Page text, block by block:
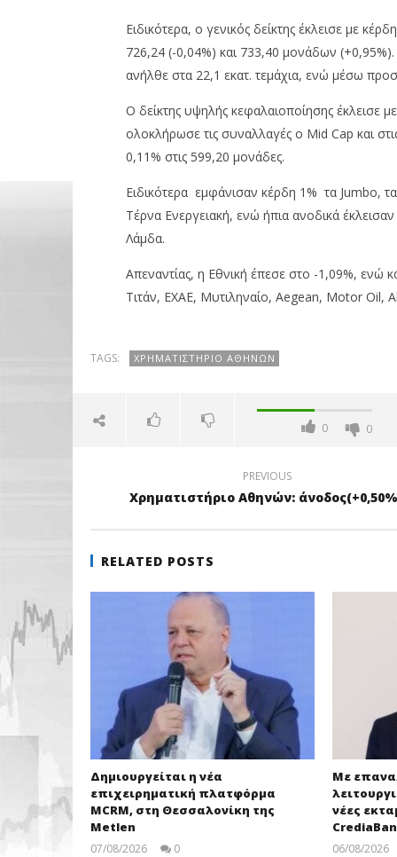
NOW VIEWING
Χρηματιστήριο Αθηνών:
άνοδος(+0,39%).
17/05/2019
pressroom
σερί
2.600
Ειδικότερα, ο γενικός δείκτης έκλεισε με
726,24 (-0,04%) και 733,40 μονάδων
ανήλθε στα 22,1 εκατ. τεμάχια, ενώ μέσω
Ο δείκτης υψηλής κεφαλαιοποίησης έκλεισε
ολοκλήρωσε τις συναλλαγές ο Mid Cap και
0,11% στις 599,20 μονάδες.
Ειδικότερα εμφάνισαν κέρδη 1% τα Jumbo,
Τέρνα Ενεργειακή, ενώ ήπια ανοδικά
Λάμδα.
Απεναντίας, η Εθνική έπεσε στο -1,09%,
Τιτάν, ΕΧΑΕ, Μυτιληναίο, Aegean, Motor Oil,
TAGS: ΧΡΗΜΑΤΙΣΤΉΡΙΟ ΑΘΗΝΏΝ
0 0
PREVIOUS
Χρηματιστήριο Αθηνών:
RELATED POSTS
Δημιουργείται η νέα
επιχειρηματική πλατφόρμα
MCRM, στη Θεσσαλονίκη της
Metlen
07/08/2026
0
Με
νέες
06/08/2026